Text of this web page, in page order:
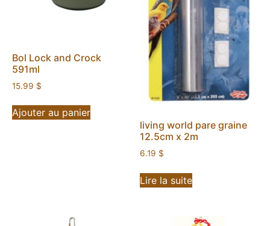
Bol Lock and Crock
591ml
15.99 $
Ajouter au panier
living world pare graine
12.5cm x 2m
6.19 $
Lire la suite